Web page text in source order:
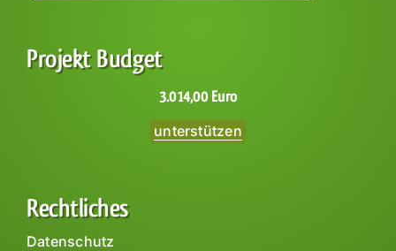
Projekt Budget
3.014,00 Euro
unterstützen
Rechtliches
Datenschutz